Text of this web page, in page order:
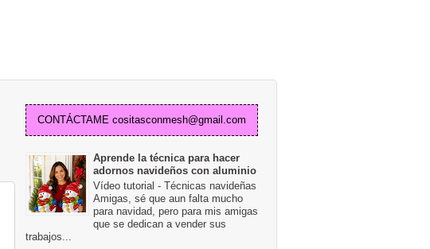
CONTÁCTAME cositasconmesh@gmail.com
Aprende la técnica para hacer
adornos navideños con aluminio
Vídeo tutorial - Técnicas navideñas
Amigas, sé que aun falta mucho
para navidad, pero para mis amigas
que se dedican a vender sus
trabajos...